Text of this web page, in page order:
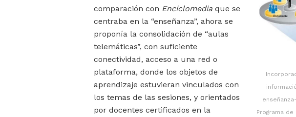
Programa de
comparación con Enciclomedia que se
centraba en la “enseñanza”, ahora se
proponía la consolidación de “aulas
telemáticas”, con suficiente
conectividad, acceso a una red o
plataforma, donde los objetos de
aprendizaje estuvieran vinculados con
los temas de las sesiones, y orientados
por docentes certificados en la